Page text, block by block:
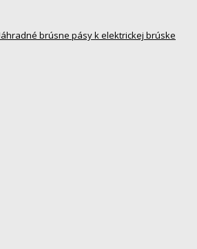
brúsne pásy k elektrickej brúske